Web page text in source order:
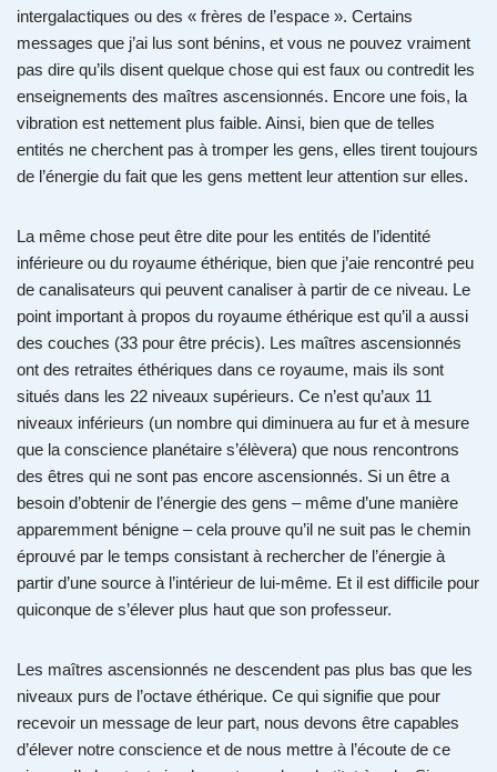
intergalactiques ou des « frères de l’espace ». Certains
messages que j’ai lus sont bénins, et vous ne pouvez vraiment
pas dire qu’ils disent quelque chose qui est faux ou contredit les
enseignements des maîtres ascensionnés. Encore une fois, la
vibration est nettement plus faible. Ainsi, bien que de telles
entités ne cherchent pas à tromper les gens, elles tirent toujours
de l’énergie du fait que les gens mettent leur attention sur elles.
La même chose peut être dite pour les entités de l’identité
inférieure ou du royaume éthérique, bien que j’aie rencontré peu
de canalisateurs qui peuvent canaliser à partir de ce niveau. Le
point important à propos du royaume éthérique est qu’il a aussi
des couches (33 pour être précis). Les maîtres ascensionnés
ont des retraites éthériques dans ce royaume, mais ils sont
situés dans les 22 niveaux supérieurs. Ce n’est qu’aux 11
niveaux inférieurs (un nombre qui diminuera au fur et à mesure
que la conscience planétaire s’élèvera) que nous rencontrons
des êtres qui ne sont pas encore ascensionnés. Si un être a
besoin d’obtenir de l’énergie des gens – même d’une manière
apparemment bénigne – cela prouve qu’il ne suit pas le chemin
éprouvé par le temps consistant à rechercher de l’énergie à
partir d’une source à l’intérieur de lui-même. Et il est difficile pour
quiconque de s’élever plus haut que son professeur.
Les maîtres ascensionnés ne descendent pas plus bas que les
niveaux purs de l’octave éthérique. Ce qui signifie que pour
recevoir un message de leur part, nous devons être capables
d’élever notre conscience et de nous mettre à l’écoute de ce